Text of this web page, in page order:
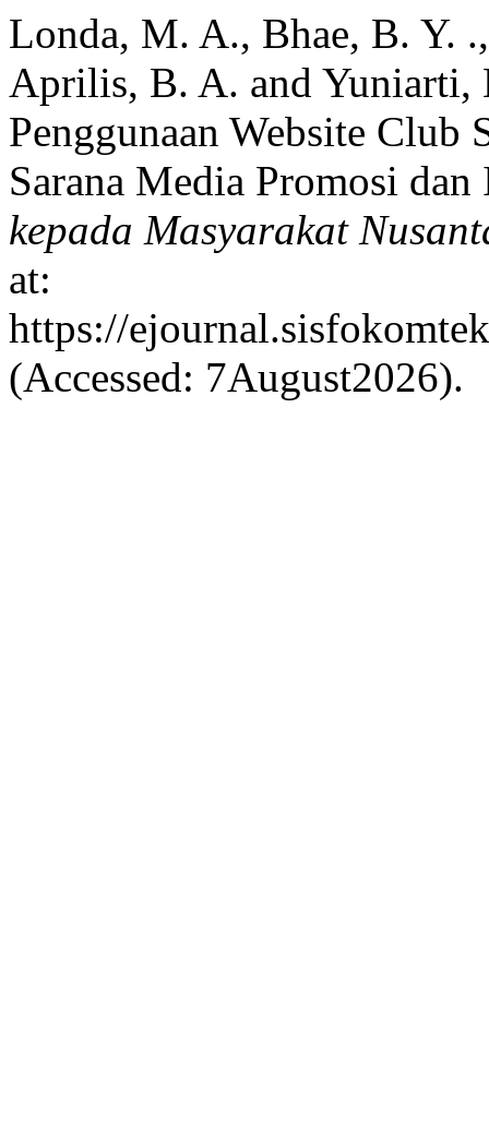
Londa, M. A., Bhae, B. Y.
Aprilis, B. A. and Yuniarti,
Penggunaan Website Club
Sarana Media Promosi
kepada Masyarakat
at:
https://
(Accessed: 7August2026).